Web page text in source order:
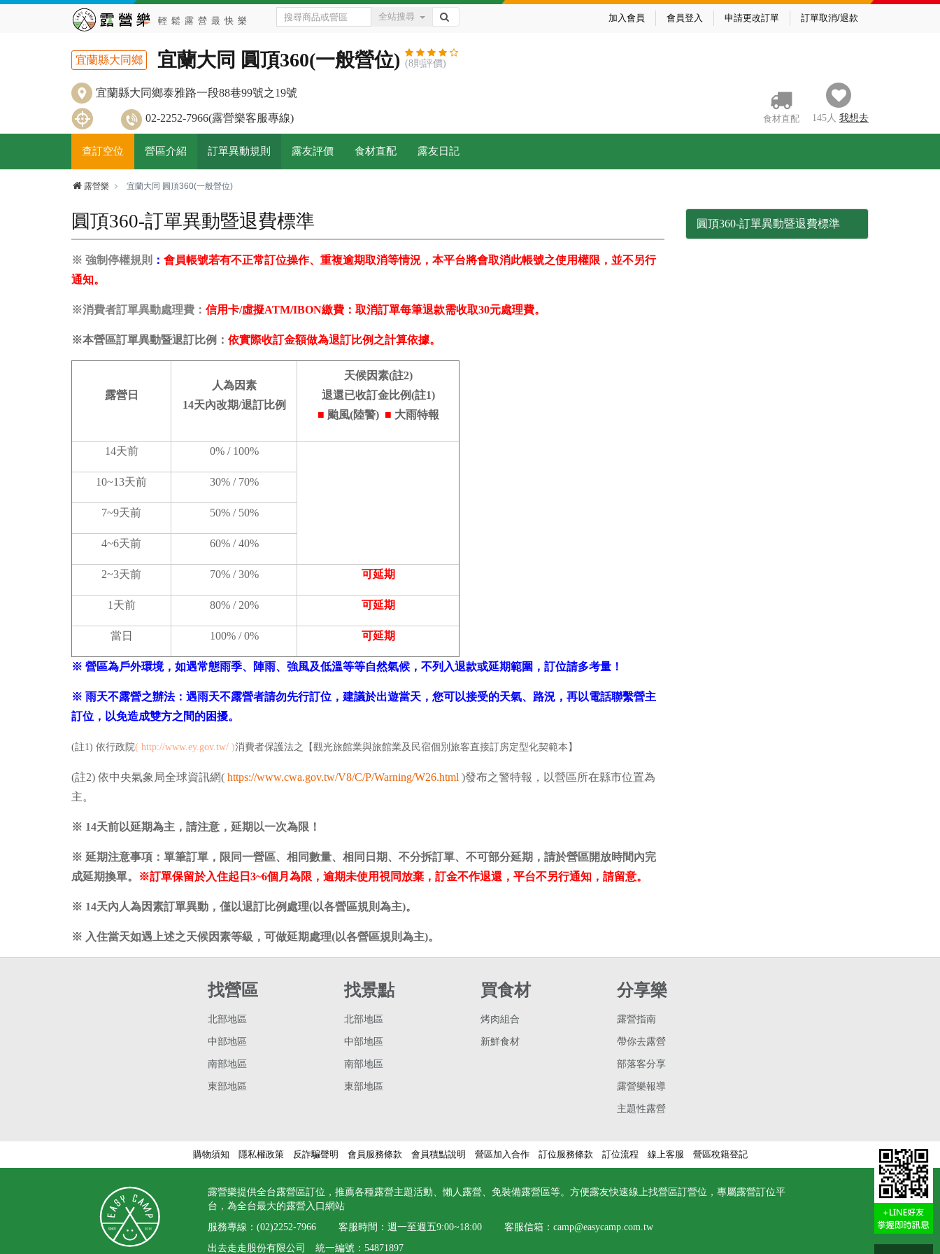
全站搜尋 加入會員 會員登入 申請更改訂單 訂單取消/退款
宜蘭縣大同鄉 宜蘭大同 圓頂360(一般營位) (8則評價)
宜蘭縣大同鄉泰雅路一段88巷99號之19號
02-2252-7966(露營樂客服專線) 食材直配 145人 我想去
查訂空位 營區介紹 訂單異動規則 露友評價 食材直配 露友日記
露營樂 宜蘭大同 圓頂360(一般營位)
圓頂360-訂單異動暨退費標準
※ 強制停權規則 ： 會員帳號若有不正常訂位操作、重複逾期取消等情況，本平台將會取消此帳號之使用權限，並不另行
通知。
※消費者訂單異動處理費： 信用卡/虛擬ATM/IBON繳費：取消訂單每筆退款需收取30元處理費。
※本營區訂單異動暨退訂比例： 依實際收訂金額做為退訂比例之計算依據。
露營日
人為因素
14天內改期/退訂比例
天候因素(註2)
退還已收訂金比例(註1)
■ 颱風(陸警) ■ 大雨特報
14天前 0% / 100%
10~13天前 30% / 70%
7~9天前 50% / 50%
4~6天前 60% / 40%
2~3天前 70% / 30% 可延期
1天前 80% / 20% 可延期
當日 100% / 0% 可延期
※ 營區為戶外環境，如遇常態雨季、陣雨、強風及低溫等等自然氣候，不列入退款或延期範圍，訂位請多考量！
※ 雨天不露營之辦法：遇雨天不露營者請勿先行訂位，建議於出遊當天，您可以接受的天氣、路況，再以電話聯繫營主
訂位，以免造成雙方之間的困擾。
(註1) 依行政院( http://www.ey.gov.tw/ )消費者保護法之【觀光旅館業與旅館業及民宿個別旅客直接訂房定型化契範本】
(註2) 依中央氣象局全球資訊網( https://www.cwa.gov.tw/V8/C/P/Warning/W26.html )發布之警特報，以營區所在縣市位置為
主。
※ 14天前以延期為主，請注意，延期以一次為限！
※ 延期注意事項：單筆訂單，限同一營區、相同數量、相同日期、不分拆訂單、不可部分延期，請於營區開放時間內完
成延期換單。
※訂單保留於入住起日3~6個月為限，逾期未使用視同放棄，訂金不作退還，平台不另行通知，請留意。
※ 14天內人為因素訂單異動，僅以退訂比例處理(以各營區規則為主)。
※ 入住當天如遇上述之天候因素等級，可做延期處理(以各營區規則為主)。
圓頂360-訂單異動暨退費標準
找營區
北部地區
中部地區
南部地區
東部地區
找景點
北部地區
中部地區
南部地區
東部地區
買食材
烤肉組合
新鮮食材
分享樂
露營指南
帶你去露營
部落客分享
露營樂報導
主題性露營
購物須知 隱私權政策 反詐騙聲明 會員服務條款 會員積點說明 營區加入合作 訂位服務條款 訂位流程 線上客服 營區稅籍登記
露營樂提供全台露營區訂位，推薦各種露營主題活動、懶人露營、免裝備露營區等。方便露友快速線上找營區訂營位，專屬露營訂位平
台，為全台最大的露營入口網站
服務專線： (02)2252-7966 客服時間：週一至週五9:00~18:00 客服信箱： camp@easycamp.com.tw
出去走走股份有限公司 統一編號：54871897